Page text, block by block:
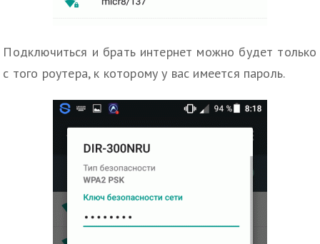
Подключиться и брать интернет можно будет только
с того роутера, к которому у вас имеется пароль.